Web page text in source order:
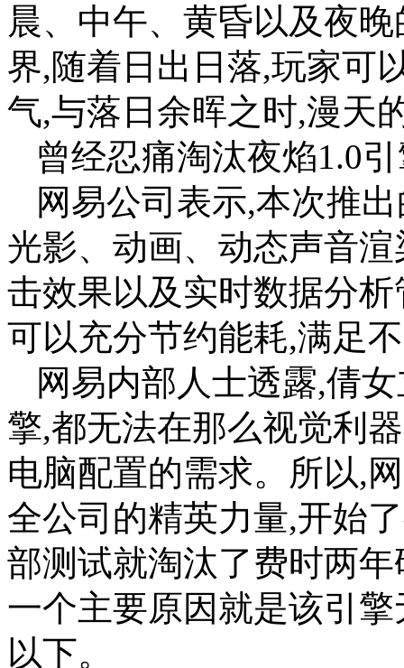
晨、中午、黄昏以及夜
界,随着日出日落,玩家可
气,与落日余晖之时,漫天
曾经忍痛淘汰夜焰1.0
网易公司表示,本次推
光影、动画、动态声音
击效果以及实时数据分
可以充分节约能耗,满足
网易内部人士透露,倩
擎,都无法在那么视觉利
电脑配置的需求。所以,
全公司的精英力量,开始
部测试就淘汰了费时两
一个主要原因就是该引
以下。